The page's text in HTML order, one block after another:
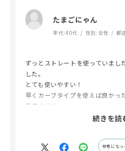
たまごにゃん
年代:40代 性別: 女性 都
ずっとストレートを使っていまし
した。
とても使いやすい！
早くカーブタイプを使えば良かっ
業できます。
少しボリュームのファンが作りに
続きを読
参考になっ